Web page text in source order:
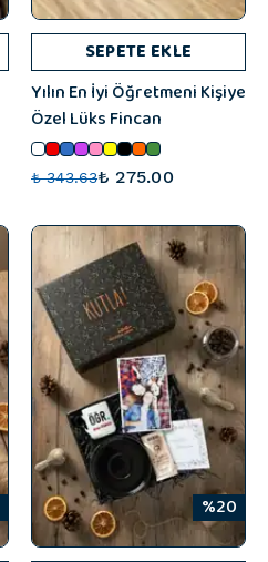
SEPETE EKLE
Yılın En İyi Öğretmeni Kişiye
Özel Lüks Fincan
₺ 343.63₺ 275.00
%20